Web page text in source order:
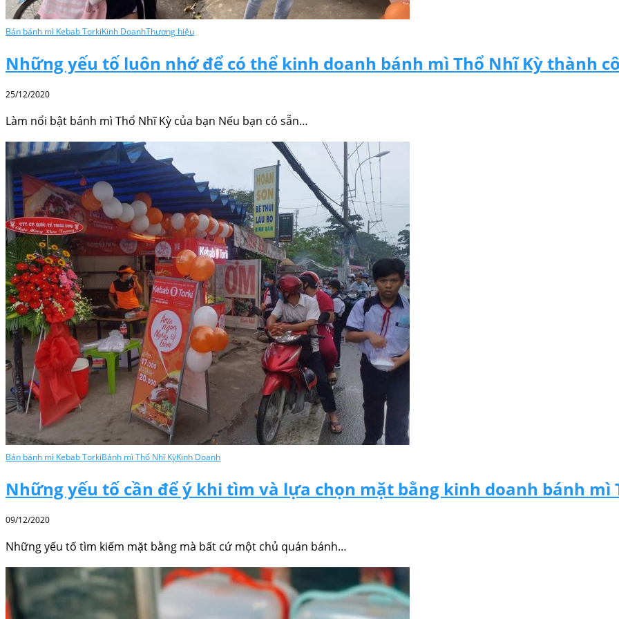
Bán bánh mì Kebab TorkiKinh DoanhThương hiệu
Những yếu tố luôn nhớ để có thể kinh doanh bánh mì Thổ Nhĩ Kỳ thành
25/12/2020
Làm nổi bật bánh mì Thổ Nhĩ Kỳ của bạn Nếu bạn có sẵn…
Bán bánh mì Kebab TorkiBánh mì Thổ Nhĩ KỳKinh Doanh
Những yếu tố cần để ý khi tìm và lựa chọn mặt bằng kinh doanh bánh mì
09/12/2020
Những yếu tố tìm kiếm mặt bằng mà bất cứ một chủ quán bánh…